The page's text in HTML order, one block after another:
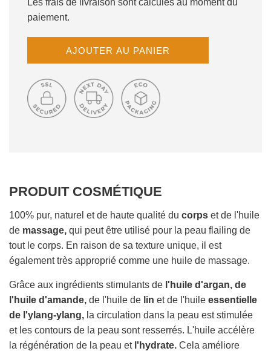
Les frais de livraison sont calculés au moment du
paiement.
C
H
G
N
O
U
R
.
.
AJOUTER AU PANIER
PRODUIT COSMÉTIQUE
100% pur, naturel et de haute qualité du corps et de l'huile
de massage, qui peut être utilisé pour la peau flailing de
tout le corps. En raison de sa texture unique, il est
également très approprié comme une huile de massage.
Grâce aux ingrédients stimulants de l'huile d'argan, de
l'huile d'amande, de l'huile de lin et de l'huile essentielle
de l'ylang-ylang, la circulation dans la peau est stimulée
et les contours de la peau sont resserrés. L'huile accélère
la régénération de la peau et l'hydrate. Cela améliore